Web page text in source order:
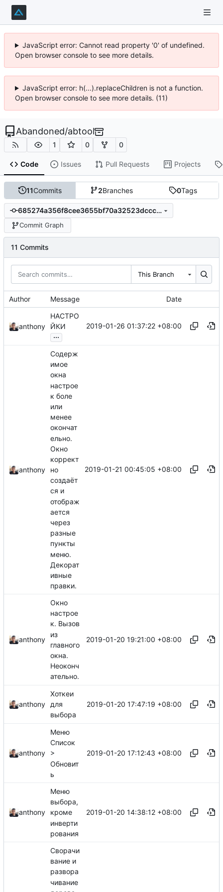
JavaScript error: Cannot read property '0' of undefined.
Open browser console to see more details.
JavaScript error: h(...).replaceChildren is not a function.
Open browser console to see more details. (11)
Abandoned/abtool
1 0 0
Code Issues Pull Requests Projects
11Commits 2Branches 0Tags
685274a356f8cee3655bf70a32523dcccbd7adab
Commit Graph
11 Commits
This Branch
Author Message Date
anthony
НАСТРО
ЙКИ
...
2019-01-26 01:37:22 +08:00
anthony
Содерж
имое
окна
настрое
к боле
или
менее
окончат
ельно.
Окно
коррект
но
создаёт
ся и
отображ
ается
через
разные
пункты
меню.
Декорат
ивные
правки.
2019-01-21 00:45:05 +08:00
anthony
Окно
настрое
к. Вызов
из
главного
окна.
Неоконч
ательно.
2019-01-20 19:21:00 +08:00
anthony
Хоткеи
для
выбора
2019-01-20 17:47:19 +08:00
anthony
Меню
Список
>
Обновит
ь
2019-01-20 17:12:43 +08:00
anthony
Меню
выбора,
кроме
инверти
рования
2019-01-20 14:38:12 +08:00
Сворачи
вание и
развора
чивание